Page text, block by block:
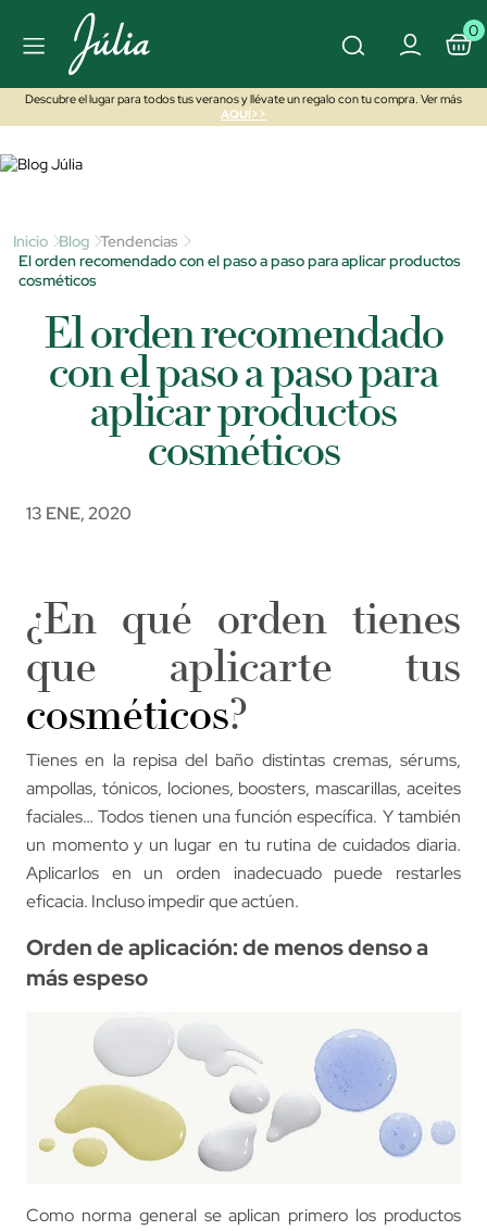
0
Descubre el lugar para todos tus veranos y llévate un regalo con tu compra. Ver más
AQUÍ>>
Inicio Blog Tendencias
El orden recomendado con el paso a paso para aplicar productos
cosméticos
El orden recomendado
con el paso a paso para
aplicar productos
cosméticos
13 ENE, 2020
¿En qué orden tienes
que aplicarte tus
cosméticos?
Tienes en la repisa del baño distintas cremas, sérums,
ampollas, tónicos, lociones, boosters, mascarillas, aceites
faciales… Todos tienen una función específica. Y también
un momento y un lugar en tu rutina de cuidados diaria.
Aplicarlos en un orden inadecuado puede restarles
eficacia. Incluso impedir que actúen.
Orden de aplicación: de menos denso a
más espeso
Como norma general se aplican primero los productos